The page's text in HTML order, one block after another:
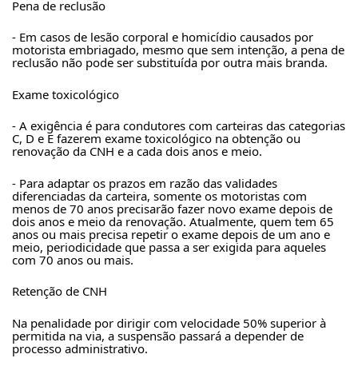
Pena de reclusão
- Em casos de lesão corporal e homicídio causados por
motorista embriagado, mesmo que sem intenção, a pena de
reclusão não pode ser substituída por outra mais branda.
Exame toxicológico
- A exigência é para condutores com carteiras das categorias
C, D e E fazerem exame toxicológico na obtenção ou
renovação da CNH e a cada dois anos e meio.
- Para adaptar os prazos em razão das validades
diferenciadas da carteira, somente os motoristas com
menos de 70 anos precisarão fazer novo exame depois de
dois anos e meio da renovação. Atualmente, quem tem 65
anos ou mais precisa repetir o exame depois de um ano e
meio, periodicidade que passa a ser exigida para aqueles
com 70 anos ou mais.
Retenção de CNH
Na penalidade por dirigir com velocidade 50% superior à
permitida na via, a suspensão passará a depender de
processo administrativo.